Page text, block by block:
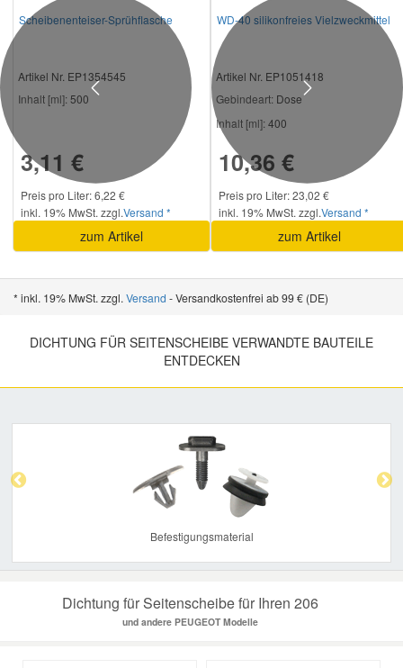
Scheibenenteiser-Sprühflasche
Artikel Nr. EP1354545
Inhalt [ml]: 500
3,11 €
Preis pro Liter: 6,22 €
inkl. 19% MwSt. zzgl.Versand *
zum Artikel
WD-40 silikonfreies Vielzweckmittel
Artikel Nr. EP1051418
Gebindeart: Dose
Inhalt [ml]: 400
10,36 €
Preis pro Liter: 23,02 €
inkl. 19% MwSt. zzgl.Versand *
zum Artikel
Previous Next
* inkl. 19% MwSt. zzgl. Versand - Versandkostenfrei ab 99 € (DE)
DICHTUNG FÜR SEITENSCHEIBE VERWANDTE BAUTEILE
ENTDECKEN
Befestigungsmaterial
Dichtung für Seitenscheibe für Ihren 206
und andere PEUGEOT Modelle